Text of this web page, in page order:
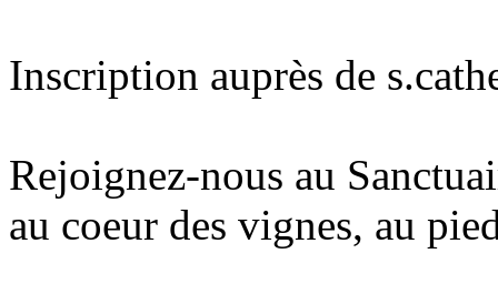
Inscription auprès de
Rejoignez-nous au
au coeur des vignes, au